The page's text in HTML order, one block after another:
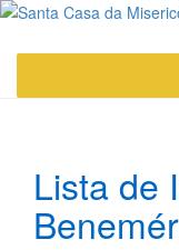
Lista de